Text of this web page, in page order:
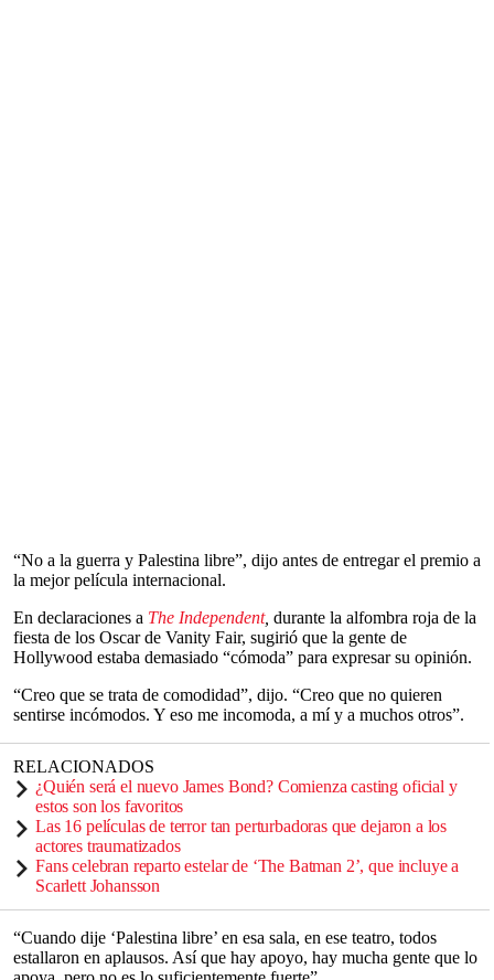
“No a la guerra y Palestina libre”, dijo antes de entregar el premio a
la mejor película internacional.
En declaraciones a The Independent, durante la alfombra roja de la
fiesta de los Oscar de Vanity Fair, sugirió que la gente de
Hollywood estaba demasiado “cómoda” para expresar su opinión.
“Creo que se trata de comodidad”, dijo. “Creo que no quieren
sentirse incómodos. Y eso me incomoda, a mí y a muchos otros”.
RELACIONADOS
¿Quién será el nuevo James Bond? Comienza casting oficial y
estos son los favoritos
Las 16 películas de terror tan perturbadoras que dejaron a los
actores traumatizados
Fans celebran reparto estelar de ‘The Batman 2’, que incluye a
Scarlett Johansson
“Cuando dije ‘Palestina libre’ en esa sala, en ese teatro, todos
estallaron en aplausos. Así que hay apoyo, hay mucha gente que lo